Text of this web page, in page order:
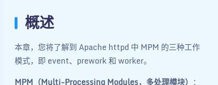
概述
本章，您将了解到 Apache httpd 中 MPM 的三种工作
模式，即 event、prework 和 worker。
MPM（Multi-Processing Modules，多处理模块） ：